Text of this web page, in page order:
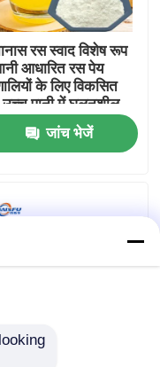
रस स्वाद विशेष रूप
आधारित रस पेय
के लिए विकसित
पानी में घुलनशील
सूत्र यह सटीक ताजा
खट्टा-मीठा पुनः पेश
है
जांच भेजें